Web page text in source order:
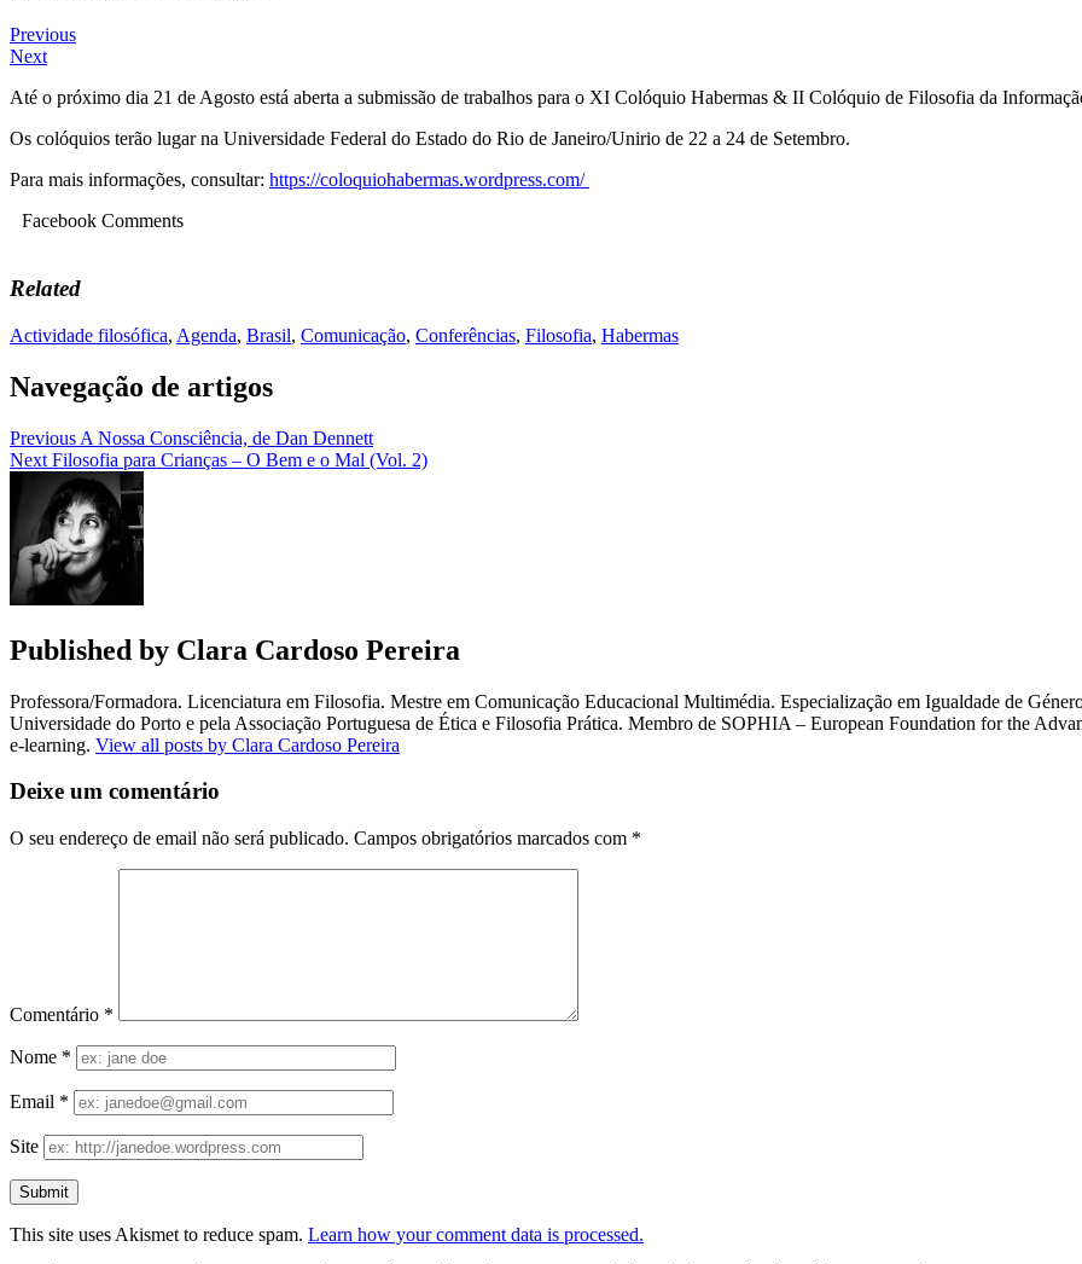
Previous
Next
Até o próximo dia 21 de Agosto está aberta a submissão de trabalhos para o XI Colóquio Habermas & II Colóquio de Filosofia da
Os colóquios terão lugar na Universidade Federal do Estado do Rio de Janeiro/Unirio de 22 a 24 de Setembro.
Para mais informações, consultar: https://coloquiohabermas.wordpress.com/
Facebook Comments
Related
Actividade filosófica, Agenda, Brasil, Comunicação, Conferências, Filosofia, Habermas
Navegação de artigos
Previous A Nossa Consciência, de Dan Dennett
Next Filosofia para Crianças – O Bem e o Mal (Vol. 2)
Published by Clara Cardoso Pereira
Professora/Formadora. Licenciatura em Filosofia. Mestre em Comunicação Educacional Multimédia. Especialização em Igualdade de
Universidade do Porto e pela Associação Portuguesa de Ética e Filosofia Prática. Membro de SOPHIA – European Foundation for the
e-learning. View all posts by Clara Cardoso Pereira
Deixe um comentário
O seu endereço de email não será publicado. Campos obrigatórios marcados com *
Comentário *
Nome *
Email *
Site
This site uses Akismet to reduce spam. Learn how your comment data is processed.